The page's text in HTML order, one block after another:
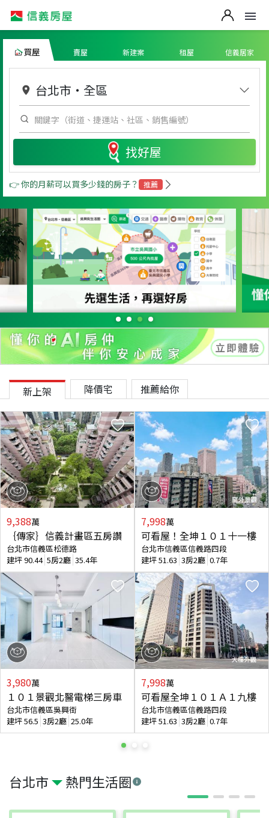
買屋 賣屋 新建案 租屋 信義居家
台北市 ・ 全區
找好屋
👉 你的月薪可以買多少錢的房子？ 推薦
台北市 熱門生活圈
新上架 降價宅 推薦給你
9,388萬
｛傳家｝信義計畫區五房讚
台北市信義區松德路
建坪90.44 5房2廳 35.4年
3,980萬
１０１景觀北醫電梯三房車
台北市信義區吳興街
建坪56.5 3房2廳 25.0年
7,998萬
可看屋！全坤１０１十一樓
台北市信義區信義路四段
建坪51.63 3房2廳 0.7年
7,998萬
可看屋全坤１０１Ａ１九樓
台北市信義區信義路四段
建坪51.63 3房2廳 0.7年